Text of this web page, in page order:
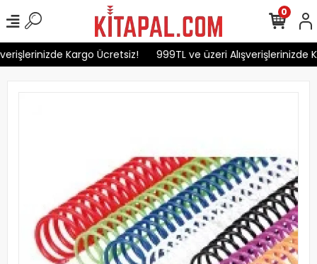
Kargo Ücretsiz! 999TL ve üzeri Alışverişlerinizde
0